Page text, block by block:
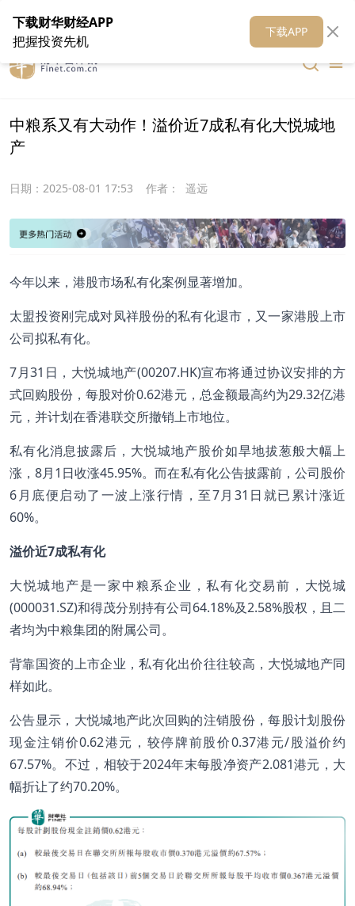
在线客服 关于我们 财华媒体矩阵 财华智库
中粮系又有大动作！溢价近7成私有化大悦城地
产
日期： 2025-08-01 17:53 作者： 遥远
今年以来，港股市场私有化案例显著增加。
太盟投资刚完成对凤祥股份的私有化退市，又一家港股上市
公司拟私有化。
7月31日，大悦城地产(00207.HK)宣布将通过协议安排的方
式回购股份，每股对价0.62港元，总金额最高约为29.32亿港
元，并计划在香港联交所撤销上市地位。
私有化消息披露后，大悦城地产股价如旱地拔葱般大幅上
涨，8月1日收涨45.95%。而在私有化公告披露前，公司股价
6月底便启动了一波上涨行情，至7月31日就已累计涨近
60%。
溢价近7成私有化
大悦城地产是一家中粮系企业，私有化交易前，大悦城
(000031.SZ)和得茂分别持有公司64.18%及2.58%股权，且二
者均为中粮集团的附属公司。
背靠国资的上市企业，私有化出价往往较高，大悦城地产同
样如此。
公告显示，大悦城地产此次回购的注销股份，每股计划股份
现金注销价0.62港元，较停牌前股价0.37港元/股溢价约
67.57%。不过，相较于2024年末每股净资产2.081港元，大
幅折让了约70.20%。
下载财华财经APP
把握投资先机
下载APP